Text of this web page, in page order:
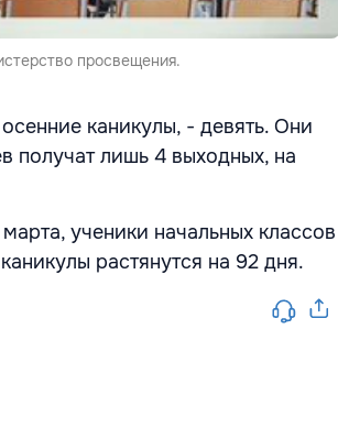
просвещения.
каникулы, - девять. Они
получат лишь 4 выходных, на
ученики начальных классов
растянутся на 92 дня.